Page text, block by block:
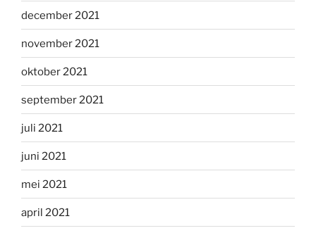
december 2021
november 2021
oktober 2021
september 2021
juli 2021
juni 2021
mei 2021
april 2021